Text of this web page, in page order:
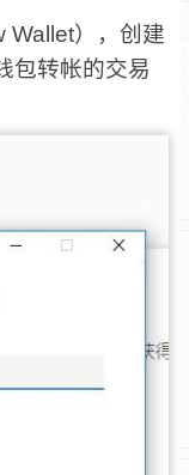
Wallet），创建
包转帐的交易